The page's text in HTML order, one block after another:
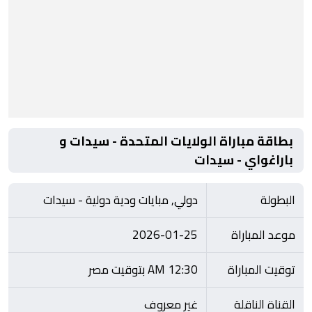
بطاقة مباراة الولايات المتحدة - سيدات و
باراغواي - سيدات
البطولة
دولي, مبايات ودية دولية - سيدات
موعد المباراة
2026-01-25
توقيت المباراة
12:30 AM بتوقيت مصر
القناة الناقلة
غير معروف